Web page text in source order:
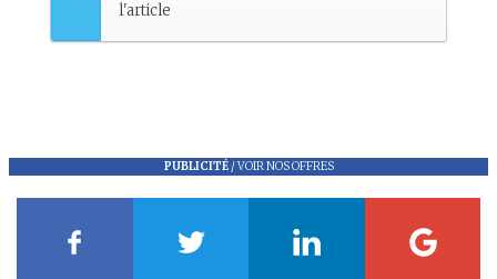
l'article
PUBLICITÉ/VOIR NOS OFFRES